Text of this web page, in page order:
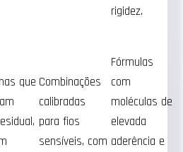
rigidez.
que Combinações
calibradas
para fios
sensíveis, com
Fórmulas
com
moléculas de
elevada
aderência e